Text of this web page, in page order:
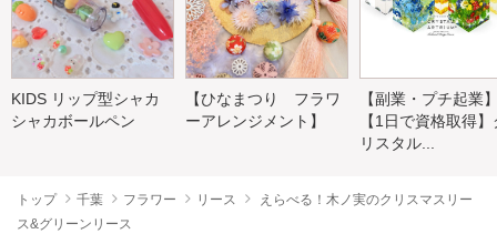
KIDS リップ型シャカ
シャカボールペン
【ひなまつり フラワ
ーアレンジメント】
【副業・プチ起業
【1日で資格取得】
リスタル...
トップ 千葉 フラワー リース
えらべる！木ノ実のクリスマスリー
ス&グリーンリース